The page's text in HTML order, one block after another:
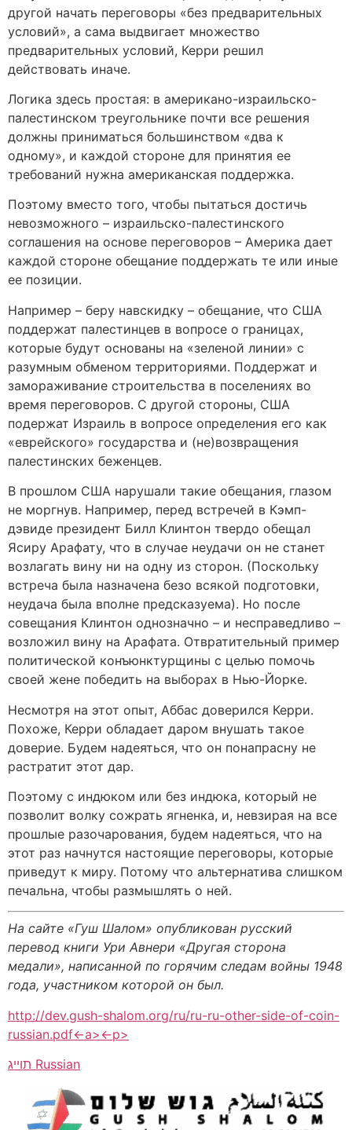
другой начать переговоры «без предварительных
условий», а сама выдвигает множество
предварительных условий, Керри решил
действовать иначе.
Логика здесь простая: в американо-израильско-
палестинском треугольнике почти все решения
должны приниматься большинством «два к
одному», и каждой стороне для принятия ее
требований нужна американская поддержка.
Поэтому вместо того, чтобы пытаться достичь
невозможного – израильско-палестинского
соглашения на основе переговоров – Америка дает
каждой стороне обещание поддержать те или иные
ее позиции.
Например – беру навскидку – обещание, что США
поддержат палестинцев в вопросе о границах,
которые будут основаны на «зеленой линии» с
разумным обменом территориями. Поддержат и
замораживание строительства в поселениях во
время переговоров. С другой стороны, США
подержат Израиль в вопросе определения его как
«еврейского» государства и (не)возвращения
палестинских беженцев.
В прошлом США нарушали такие обещания, глазом
не моргнув. Например, перед встречей в Кэмп-
дэвиде президент Билл Клинтон твердо обещал
Ясиру Арафату, что в случае неудачи он не станет
возлагать вину ни на одну из сторон. (Поскольку
встреча была назначена безо всякой подготовки,
неудача была вполне предсказуема). Но после
совещания Клинтон однозначно – и несправедливо –
возложил вину на Арафата. Отвратительный пример
политической конъюнктурщины с целью помочь
своей жене победить на выборах в Нью-Йорке.
Несмотря на этот опыт, Аббас доверился Керри.
Похоже, Керри обладает даром внушать такое
доверие. Будем надеяться, что он понапрасну не
растратит этот дар.
Поэтому с индюком или без индюка, который не
позволит волку сожрать ягненка, и, невзирая на все
прошлые разочарования, будем надеяться, что на
этот раз начнутся настоящие переговоры, которые
приведут к миру. Потому что альтернатива слишком
печальна, чтобы размышлять о ней.
На сайте «Гуш Шалом» опубликован русский
перевод книги Ури Авнери «Другая сторона
медали», написанной по горячим следам войны 1948
года, участником которой он был.
http://dev.gush-shalom.org/ru/ru-ru-other-side-of-coin-
russian.pdf<-a><-p>
Russian